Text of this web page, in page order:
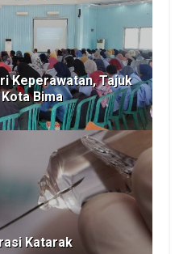
Keperawatan, Tajuk
Bima
Katarak